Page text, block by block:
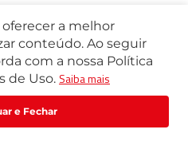
a melhor
conteúdo. Ao seguir
com a nossa Política
de Uso. Saiba mais